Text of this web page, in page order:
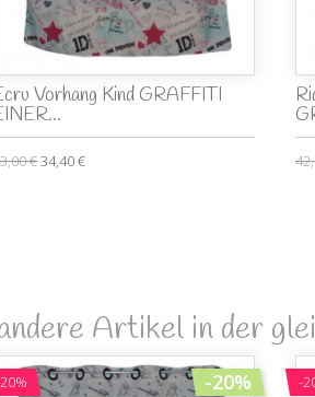
Vorhang Kind GRAFFITI
€34,40 €
Artikel in der
-20% -